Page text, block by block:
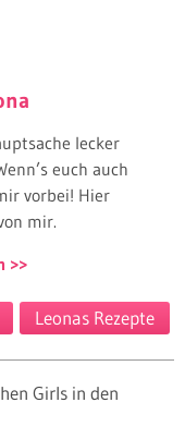
lecker
euch auch
vorbei! Hier
mir.
Leonas Rezepte
Girls in den